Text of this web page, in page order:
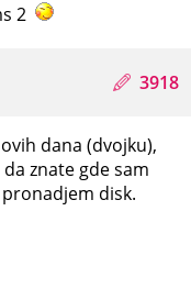
2
3918
dana (dvojku),
znate gde sam
disk.